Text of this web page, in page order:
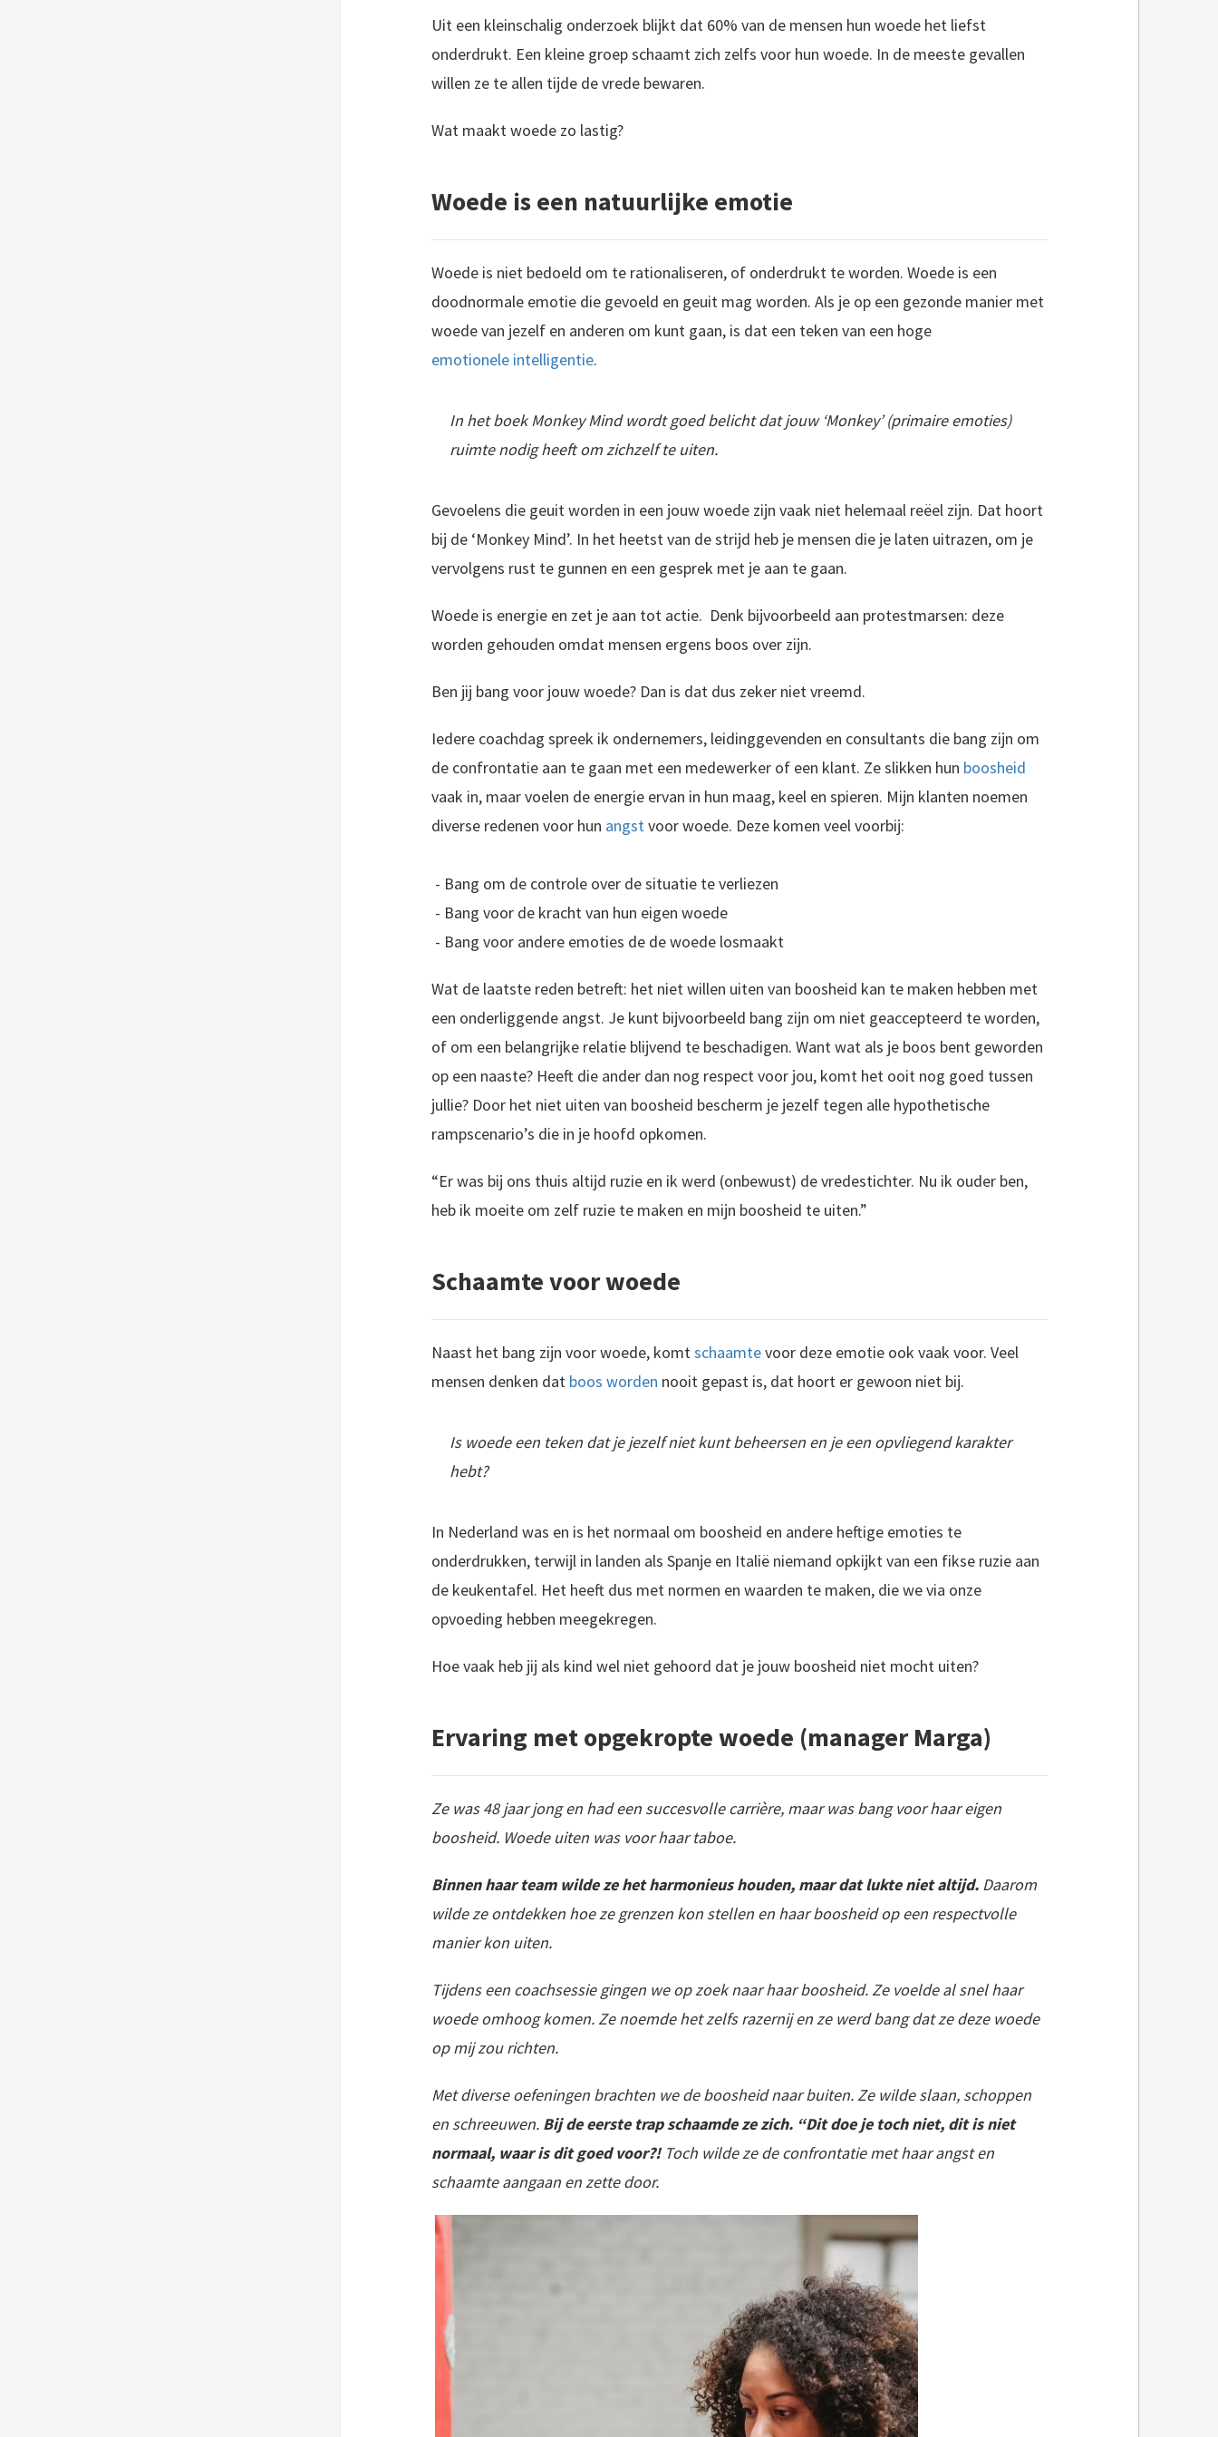
Uit een kleinschalig onderzoek blijkt dat 60% van de mensen hun woede het liefst
onderdrukt. Een kleine groep schaamt zich zelfs voor hun woede. In de meeste gevallen
willen ze te allen tijde de vrede bewaren.
Wat maakt woede zo lastig?
Woede is een natuurlijke emotie
Woede is niet bedoeld om te rationaliseren, of onderdrukt te worden. Woede is een
doodnormale emotie die gevoeld en geuit mag worden. Als je op een gezonde manier met
woede van jezelf en anderen om kunt gaan, is dat een teken van een hoge
emotionele intelligentie.
In het boekMonkey Mindwordt goed belicht dat jouw ‘Monkey’ (primaire emoties)
ruimte nodig heeft om zichzelf te uiten.
Gevoelens die geuit worden in een jouw woede zijn vaak niet helemaal reëel zijn. Dat hoort
bij de ‘Monkey Mind’. In het heetst van de strijd heb je mensen die je laten uitrazen, om je
vervolgens rust te gunnen en een gesprek met je aan te gaan.
Woede is energie en zet je aan tot actie. Denk bijvoorbeeld aan protestmarsen: deze
worden gehouden omdat mensen ergens boos over zijn.
Ben jij bang voor jouw woede? Dan is dat dus zeker niet vreemd.
Iedere coachdag spreek ik ondernemers, leidinggevenden en consultants die bang zijn om
de confrontatie aan te gaan met een medewerker of een klant. Ze slikken hun boosheid
vaak in, maar voelen de energie ervan in hun maag, keel en spieren. Mijn klanten noemen
diverse redenen voor hun angstvoor woede. Deze komen veel voorbij:
- Bang om de controle over de situatie te verliezen
- Bang voor de kracht van hun eigen woede
- Bang voor andere emoties de de woede losmaakt
Wat de laatste reden betreft: het niet willen uiten van boosheid kan te maken hebben met
een onderliggende angst. Je kunt bijvoorbeeld bang zijn om niet geaccepteerd te worden,
of om een belangrijke relatie blijvend te beschadigen. Want wat als je boos bent geworden
op een naaste? Heeft die ander dan nog respect voor jou, komt het ooit nog goed tussen
jullie? Door het niet uiten van boosheid bescherm je jezelf tegen alle hypothetische
rampscenario’s die in je hoofd opkomen.
“Er was bij ons thuis altijd ruzie en ik werd (onbewust) de vredestichter. Nu ik ouder ben,
heb ik moeite om zelf ruzie te maken en mijn boosheid te uiten.”
Schaamte voor woede
Naast het bang zijn voor woede, komtschaamtevoor deze emotie ook vaak voor. Veel
mensen denken dat boos worden nooit gepast is, dat hoort er gewoon niet bij.
Is woede een teken dat je jezelf niet kunt beheersen en je een opvliegend karakter
hebt?
In Nederland was en is het normaal om boosheid en andere heftige emoties te
onderdrukken, terwijl in landen als Spanje en Italië niemand opkijkt van een fikse ruzie aan
de keukentafel. Het heeft dus met normen en waarden te maken, die we via onze
opvoeding hebben meegekregen.
Hoe vaak heb jij als kind wel niet gehoord dat je jouw boosheid niet mocht uiten?
Ervaring met opgekropte woede (manager Marga)
Ze was 48 jaar jong en had een succesvolle carrière, maar was bang voor haar eigen
boosheid. Woede uiten was voor haar taboe.
Binnen haar team wilde ze het harmonieus houden, maar dat lukte niet altijd. Daarom
wilde ze ontdekken hoe ze grenzen kon stellen en haar boosheid op een respectvolle
manier kon uiten.
Tijdens een coachsessie gingen we op zoek naar haar boosheid. Ze voelde al snel haar
woede omhoog komen. Ze noemde het zelfs razernij en ze werd bang dat ze deze woede
op mij zou richten.
Met diverse oefeningen brachten we de boosheid naar buiten. Ze wilde slaan, schoppen
en schreeuwen. Bij de eerste trap schaamde ze zich. “Dit doe je toch niet, dit is niet
normaal, waar is dit goed voor?!Toch wilde ze de confrontatie met haar angst en
schaamte aangaan en zette door.